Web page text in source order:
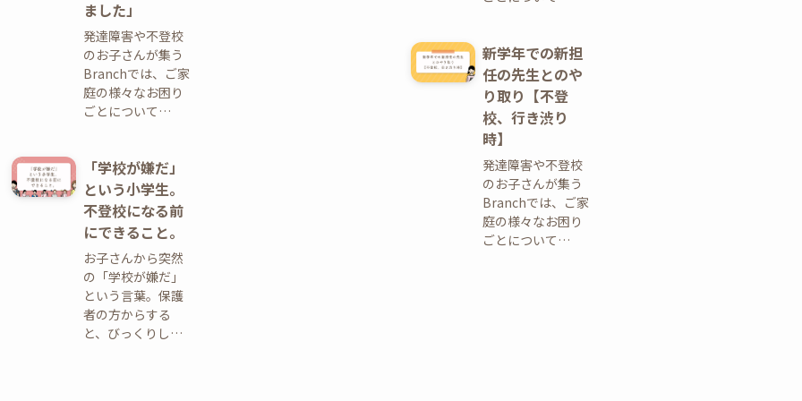
ました」
発達障害や不登校
のお子さんが集う
Branchでは、ご家
庭の様々なお困り
ごとについて…
「学校が嫌だ」
という小学生。
不登校になる前
にできること。
お子さんから突然
の「学校が嫌だ」
という言葉。保護
者の方からする
と、びっくりし…
新学年での新担
任の先生とのや
り取り【不登
校、行き渋り
時】
発達障害や不登校
のお子さんが集う
Branchでは、ご家
庭の様々なお困り
ごとについて…